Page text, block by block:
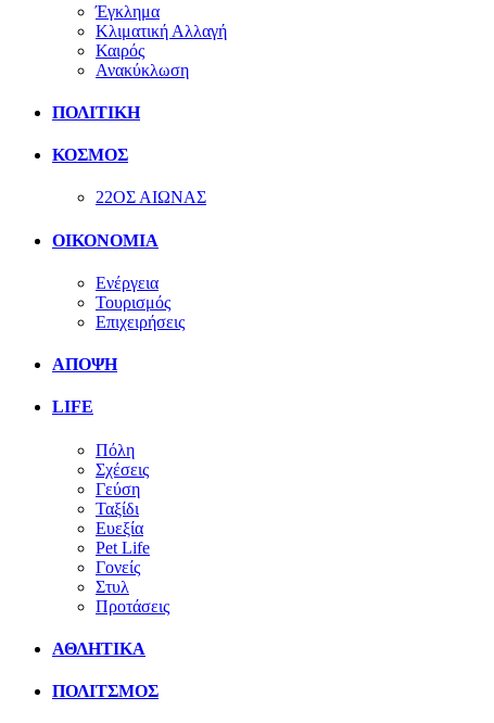
Έγκλημα
Κλιματική Αλλαγή
Καιρός
Ανακύκλωση
ΠΟΛΙΤΙΚΗ
ΚΟΣΜΟΣ
22ΟΣ ΑΙΩΝΑΣ
ΟΙΚΟΝΟΜΙΑ
Ενέργεια
Τουρισμός
Επιχειρήσεις
ΑΠΟΨΗ
LIFE
Πόλη
Σχέσεις
Γεύση
Ταξίδι
Ευεξία
Pet Life
Γονείς
Στυλ
Προτάσεις
ΑΘΛΗΤΙΚΑ
ΠΟΛΙΤΣΜΟΣ